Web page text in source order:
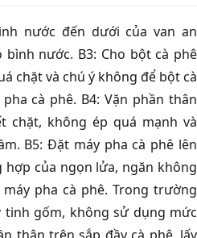
nước đến dưới của van an
nước. B3: Cho bột cà phê
chặt và chú ý không để bột cà
cà phê. B4: Vặn phần thân
chặt, không ép quá mạnh và
B5: Đặt máy pha cà phê lên
của ngọn lửa, ngăn không
pha cà phê. Trong trường
gốm, không sử dụng mức
thân trên sắp đầy cà phê, lấy